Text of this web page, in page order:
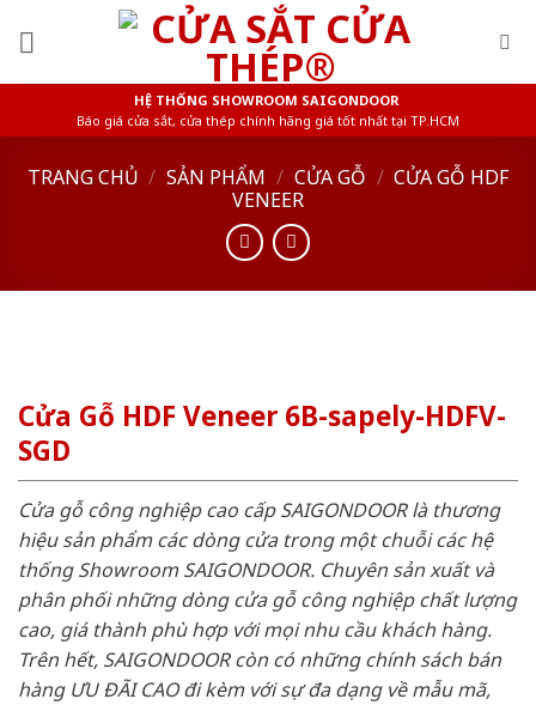
HỆ THỐNG SHOWROOM SAIGONDOOR
Báo giá cửa sắt, cửa thép chính hãng giá tốt nhất tại TP.HCM
TRANG CHỦ / SẢN PHẨM / CỬA GỖ / CỬA GỖ HDF
VENEER
Cửa Gỗ HDF Veneer 6B-sapely-HDFV-
SGD
Cửa gỗ công nghiệp cao cấp SAIGONDOOR là thương
hiệu sản phẩm các dòng cửa trong một chuỗi các hệ
thống Showroom SAIGONDOOR. Chuyên sản xuất và
phân phối những dòng cửa gỗ công nghiệp chất lượng
cao, giá thành phù hợp với mọi nhu cầu khách hàng.
Trên hết, SAIGONDOOR còn có những chính sách bán
hàng ƯU ĐÃI CAO đi kèm với sự đa dạng về mẫu mã,